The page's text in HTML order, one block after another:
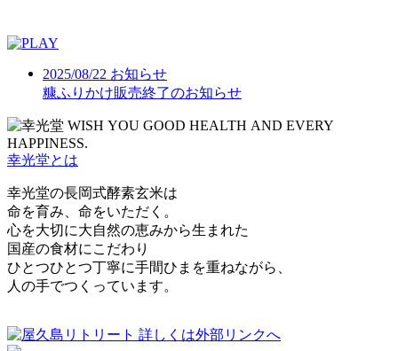
2025/08/22 お知らせ
糠ふりかけ販売終了のお知らせ
幸光堂とは
幸光堂の長岡式酵素玄米は
命を育み、命をいただく。
心を大切に大自然の恵みから生まれた
国産の食材にこだわり
ひとつひとつ丁寧に手間ひまを重ねながら、
人の手でつくっています。